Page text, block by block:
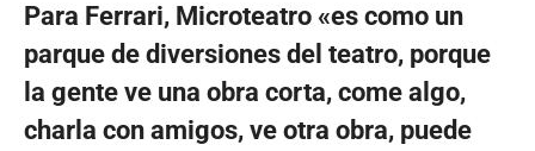
Para Ferrari, Microteatro «es como un
parque de diversiones del teatro, porque
la gente ve una obra corta, come algo,
charla con amigos, ve otra obra, puede